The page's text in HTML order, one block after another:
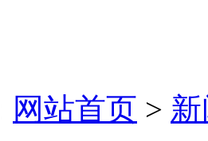
网站首页 >